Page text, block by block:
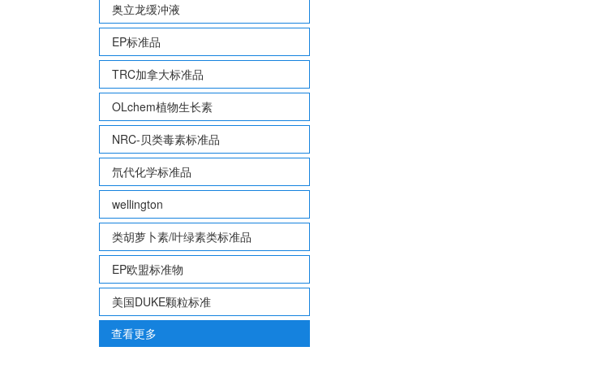
奥立龙缓冲液
EP标准品
TRC加拿大标准品
OLchem植物生长素
NRC-贝类毒素标准品
氘代化学标准品
wellington
类胡萝卜素/叶绿素类标准品
EP欧盟标准物
美国DUKE颗粒标准
查看更多